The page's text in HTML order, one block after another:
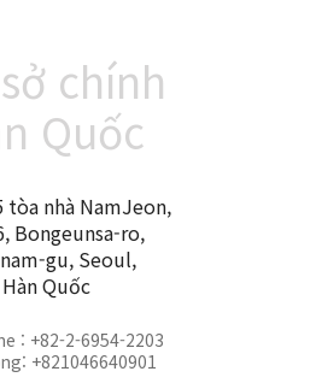
chính
Quốc
tòa nhà NamJeon,
Bongeunsa-ro,
gu, Seoul,
Hàn Quốc
: +82-2-6954-2203
+821046640901